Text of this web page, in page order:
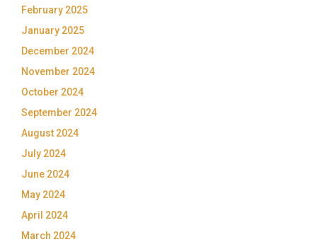
February 2025
January 2025
December 2024
November 2024
October 2024
September 2024
August 2024
July 2024
June 2024
May 2024
April 2024
March 2024